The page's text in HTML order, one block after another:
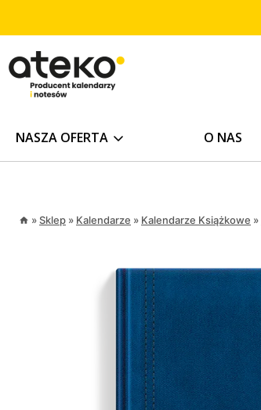
NASZA OFERTA O NAS
»Sklep » Kalendarze » Kalendarze Książkowe »